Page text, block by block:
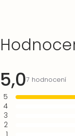
5,0Průměrné
produktu
7 hodnocení
5
4
3
2
1
Výpis